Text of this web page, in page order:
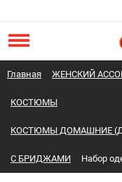
Главная ЖЕНСКИЙ
КОСТЮМЫ
КОСТЮМЫ ДОМАШНИЕ
С БРИДЖАМИ Набор